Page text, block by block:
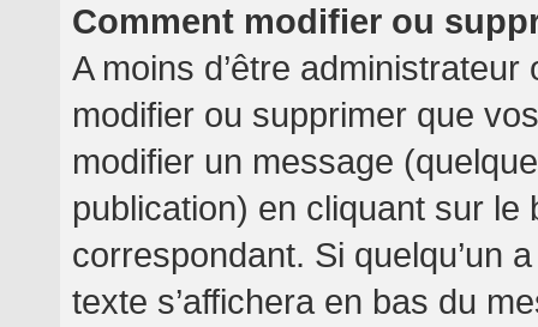
Comment modifier ou
A moins d’être
modifier ou supprimer que
modifier un message
publication) en cliquant sur le
correspondant. Si quelqu’un
texte s’affichera en bas du